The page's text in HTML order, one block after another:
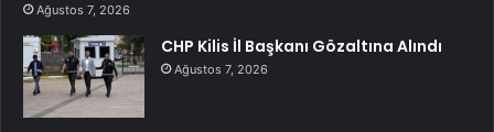
Ağustos 7, 2026
CHP Kilis İl Başkanı Gözaltına Alındı
Ağustos 7, 2026